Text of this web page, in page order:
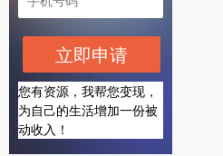
立即申请
您有资源，我帮您变现，
为自己的生活增加一份被
动收入！